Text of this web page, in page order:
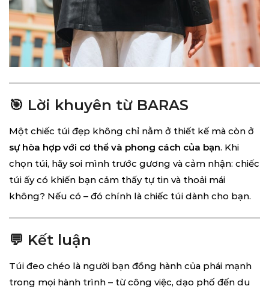
🎯 Lời khuyên từ BARAS
Một chiếc túi đẹp không chỉ nằm ở thiết kế mà còn ở
sự hòa hợp với cơ thể và phong cách của bạn. Khi
chọn túi, hãy soi mình trước gương và cảm nhận: chiếc
túi ấy có khiến bạn cảm thấy tự tin và thoải mái
không? Nếu có – đó chính là chiếc túi dành cho bạn.
💬 Kết luận
Túi đeo chéo là người bạn đồng hành của phái mạnh
trong mọi hành trình – từ công việc, dạo phố đến du